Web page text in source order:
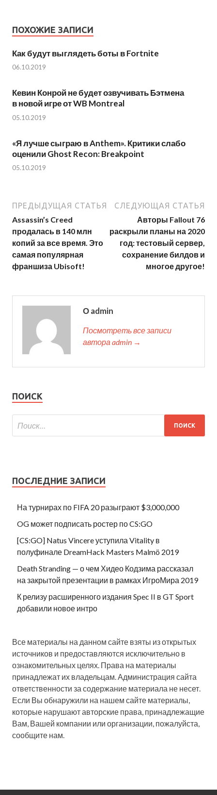
ПОХОЖИЕ ЗАПИСИ
Как будут выглядеть боты в Fortnite
06.10.2019
Кевин Конрой не будет озвучивать Бэтмена
в новой игре от WB Montreal
05.10.2019
«Я лучше сыграю в Anthem». Критики слабо
оценили Ghost Recon: Breakpoint
05.10.2019
ПРЕДЫДУЩАЯ СТАТЬЯ
Assassin’s Creed
продалась в 140 млн
копий за все время. Это
самая популярная
франшиза Ubisoft!
СЛЕДУЮЩАЯ СТАТЬЯ
Авторы Fallout 76
раскрыли планы на 2020
год: тестовый сервер,
сохранение билдов и
многое другое!
О admin
Посмотреть все записи
автора admin →
ПОИСК
ПОСЛЕДНИЕ ЗАПИСИ
На турнирах по FIFA 20 разыграют $3,000,000
OG может подписать ростер по CS:GO
[CS:GO] Natus Vincere уступила Vitality в
полуфинале DreamHack Masters Malmö 2019
Death Stranding — о чем Хидео Кодзима рассказал
на закрытой презентации в рамках ИгроМира 2019
К релизу расширенного издания Spec II в GT Sport
добавили новое интро
Все материалы на данном сайте взяты из открытых
источников и предоставляются исключительно в
ознакомительных целях. Права на материалы
принадлежат их владельцам. Администрация сайта
ответственности за содержание материала не несет.
Если Вы обнаружили на нашем сайте материалы,
которые нарушают авторские права, принадлежащие
Вам, Вашей компании или организации, пожалуйста,
сообщите нам.